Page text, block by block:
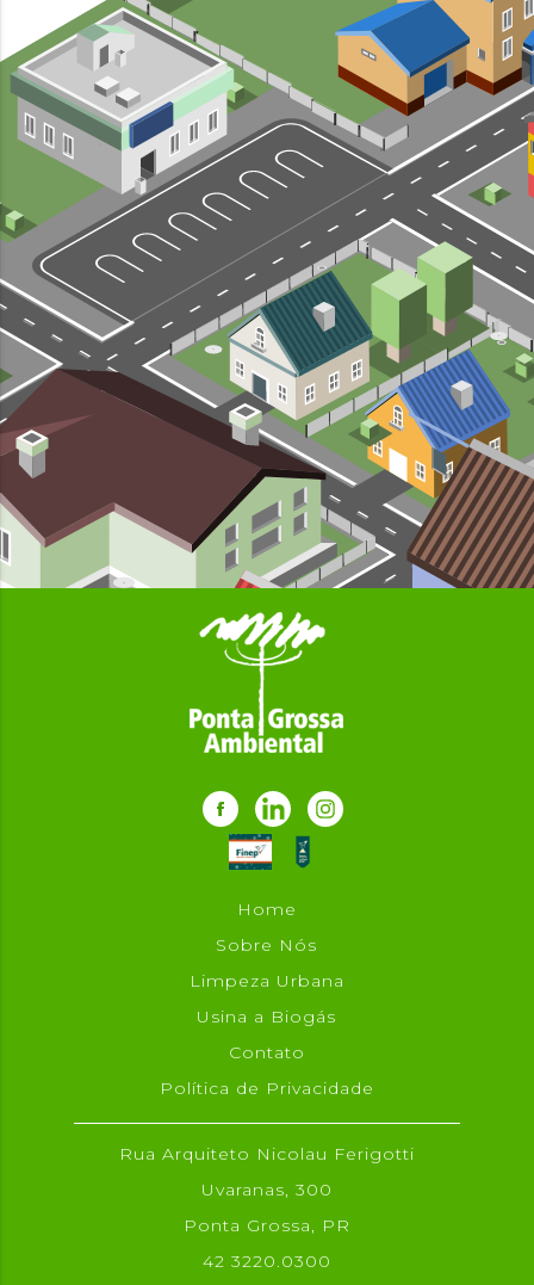
Home
Sobre Nós
Limpeza Urbana
Usina a Biogás
Contato
Política de Privacidade
Rua Arquiteto Nicolau Ferigotti
Uvaranas, 300
Ponta Grossa, PR
42 3220.0300